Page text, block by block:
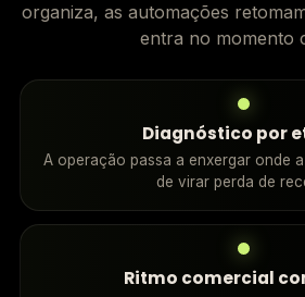
organiza, as automações
entra no momento
Diagnóstico por
A operação passa a enxergar onde
de virar perda de
Ritmo comercial